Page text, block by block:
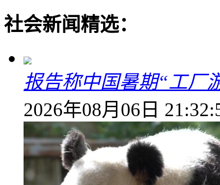
社会新闻精选：
报告称中国暑期“工厂
2026年08月06日